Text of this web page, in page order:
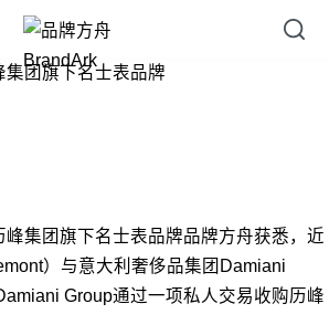
团旗下名士表品牌
品牌方舟获悉，近
）与意大利奢侈品集团Damiani
Group通过一项私人交易收购历峰